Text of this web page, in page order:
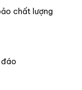
chất lượng
đáo